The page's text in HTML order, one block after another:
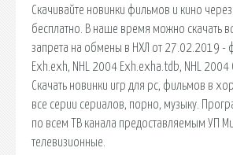
Скачивайте новинки фильмов и кино
бесплатно. В наше время можно скачать
запрета на обмены в НХЛ от 27.02.2019 -
Exh.exh, NHL 2004 Exh.exha.tdb, NHL 2004
Скачать новинки игр для pc, фильмов в
все серии сериалов, порно, музыку.
по всем ТВ канала предоставляемым УП
телевизионные.